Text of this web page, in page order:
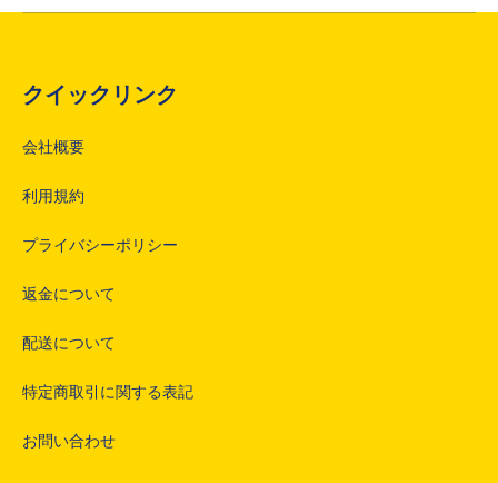
クイックリンク
会社概要
利用規約
プライバシーポリシー
返金について
配送について
特定商取引に関する表記
お問い合わせ